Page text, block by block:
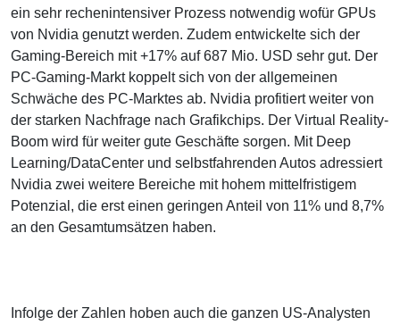
ein sehr rechenintensiver Prozess notwendig wofür GPUs
von Nvidia genutzt werden. Zudem entwickelte sich der
Gaming-Bereich mit +17% auf 687 Mio. USD sehr gut. Der
PC-Gaming-Markt koppelt sich von der allgemeinen
Schwäche des PC-Marktes ab. Nvidia profitiert weiter von
der starken Nachfrage nach Grafikchips. Der Virtual Reality-
Boom wird für weiter gute Geschäfte sorgen. Mit Deep
Learning/DataCenter und selbstfahrenden Autos adressiert
Nvidia zwei weitere Bereiche mit hohem mittelfristigem
Potenzial, die erst einen geringen Anteil von 11% und 8,7%
an den Gesamtumsätzen haben.
Infolge der Zahlen hoben auch die ganzen US-Analysten